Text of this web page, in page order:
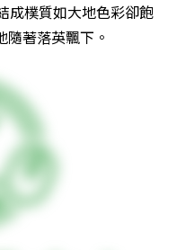
成樸質如大地色彩卻飽
著落英飄下。